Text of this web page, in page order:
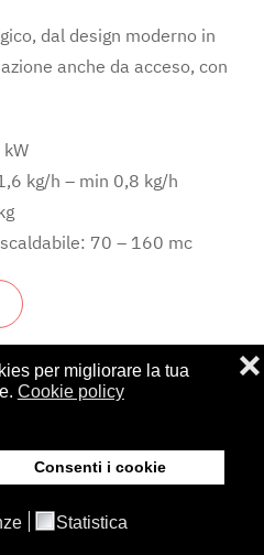
per migliorare la tua
Cookie policy
Consenti i cookie
❌
Statistica
dal design moderno in
anche da acceso, con
kg/h – min 0,8 kg/h
70 – 160 mc
si riferiscono
vendita dei